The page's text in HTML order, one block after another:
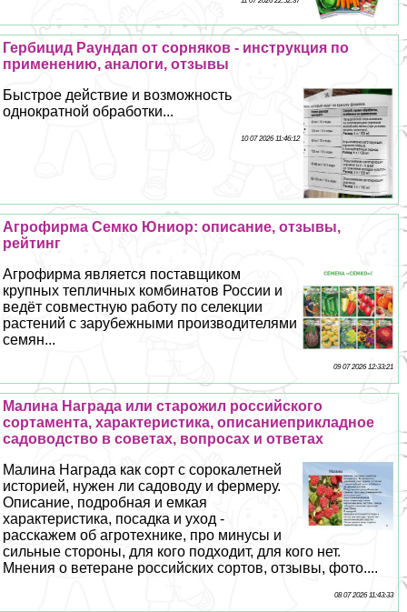
Гербицид Раундап от сорняков - инструкция по
применению, аналоги, отзывы
Быстрое действие и возможность
однократной обработки...
10 07 2026 11:46:12
Агрофирма Семко Юниор: описание, отзывы,
рейтинг
Агрофирма является поставщиком
крупных тепличных комбинатов России и
ведёт совместную работу по селекции
растений с зарубежными производителями
семян...
09 07 2026 12:33:21
Малина Награда или старожил российского
сортамента, хаpaктеристика, описаниеприкладное
садоводство в советах, вопросах и ответах
Малина Награда как сорт с сорокалетней
историей, нужен ли садоводу и фермеру.
Описание, подробная и емкая
хаpaктеристика, посадка и уход -
расскажем об агротехнике, про минусы и
сильные стороны, для кого подходит, для кого нет.
Мнения о ветеране российских сортов, отзывы, фото....
08 07 2026 11:43:33